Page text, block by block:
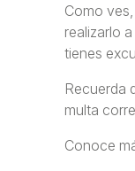
Como
realizarlo
tienes
Recuerda
multa
Conoce